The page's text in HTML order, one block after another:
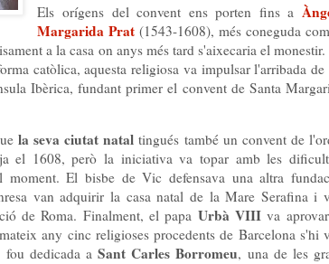
Els orígens del convent ens porten fins a
Margarida Prat (1543-1608), més coneguda
a la casa on anys més tard s'aixecaria el monestir.
catòlica, aquesta religiosa va impulsar l'arribada de
Ibèrica, fundant primer el convent de Santa
la seva ciutat nataltingués també un convent de
el 1608, però la iniciativa va topar amb les
moment. El bisbe de Vic defensava una altra
van adquirir la casa natal de la Mare Serafina i
de Roma. Finalment, el papa Urbà VIII va
any cinc religioses procedents de Barcelona s'hi
fou dedicada a Sant Carles Borromeu, una de les